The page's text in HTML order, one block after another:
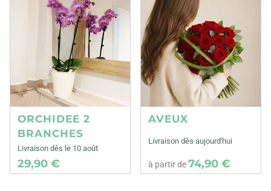
ORCHIDEE 2
BRANCHES
Livraison dès le 10 août
29,90 €
AVEUX
Livraison dès aujourd'hui
à partir de74,90 €